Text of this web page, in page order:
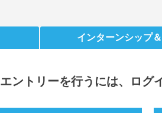
インターンシップ
エントリーを行うには、ログ